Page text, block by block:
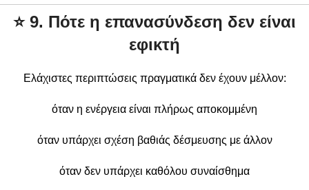
⭐ 9. Πότε η επανασύνδεση δεν είναι
εφικτή
Ελάχιστες περιπτώσεις πραγματικά δεν έχουν μέλλον:
όταν η ενέργεια είναι πλήρως αποκομμένη
όταν υπάρχει σχέση βαθιάς δέσμευσης με άλλον
όταν δεν υπάρχει καθόλου συναίσθημα